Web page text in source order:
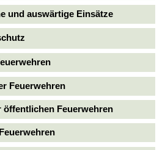
und auswärtige Einsätze
Feuerwehren
öffentlichen Feuerwehren